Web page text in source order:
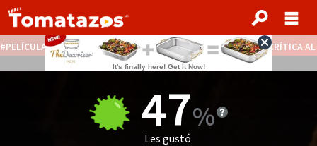
PELÍCULAS STREAMING GRATIS NOTICIAS DESTACADAS CRÍTICA
47
Les gustó